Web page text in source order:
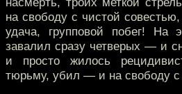
на свободу с чистой
удача, групповой побег! На
завалил сразу четверых — и
и просто жилось
тюрьму, убил — и на свободу с